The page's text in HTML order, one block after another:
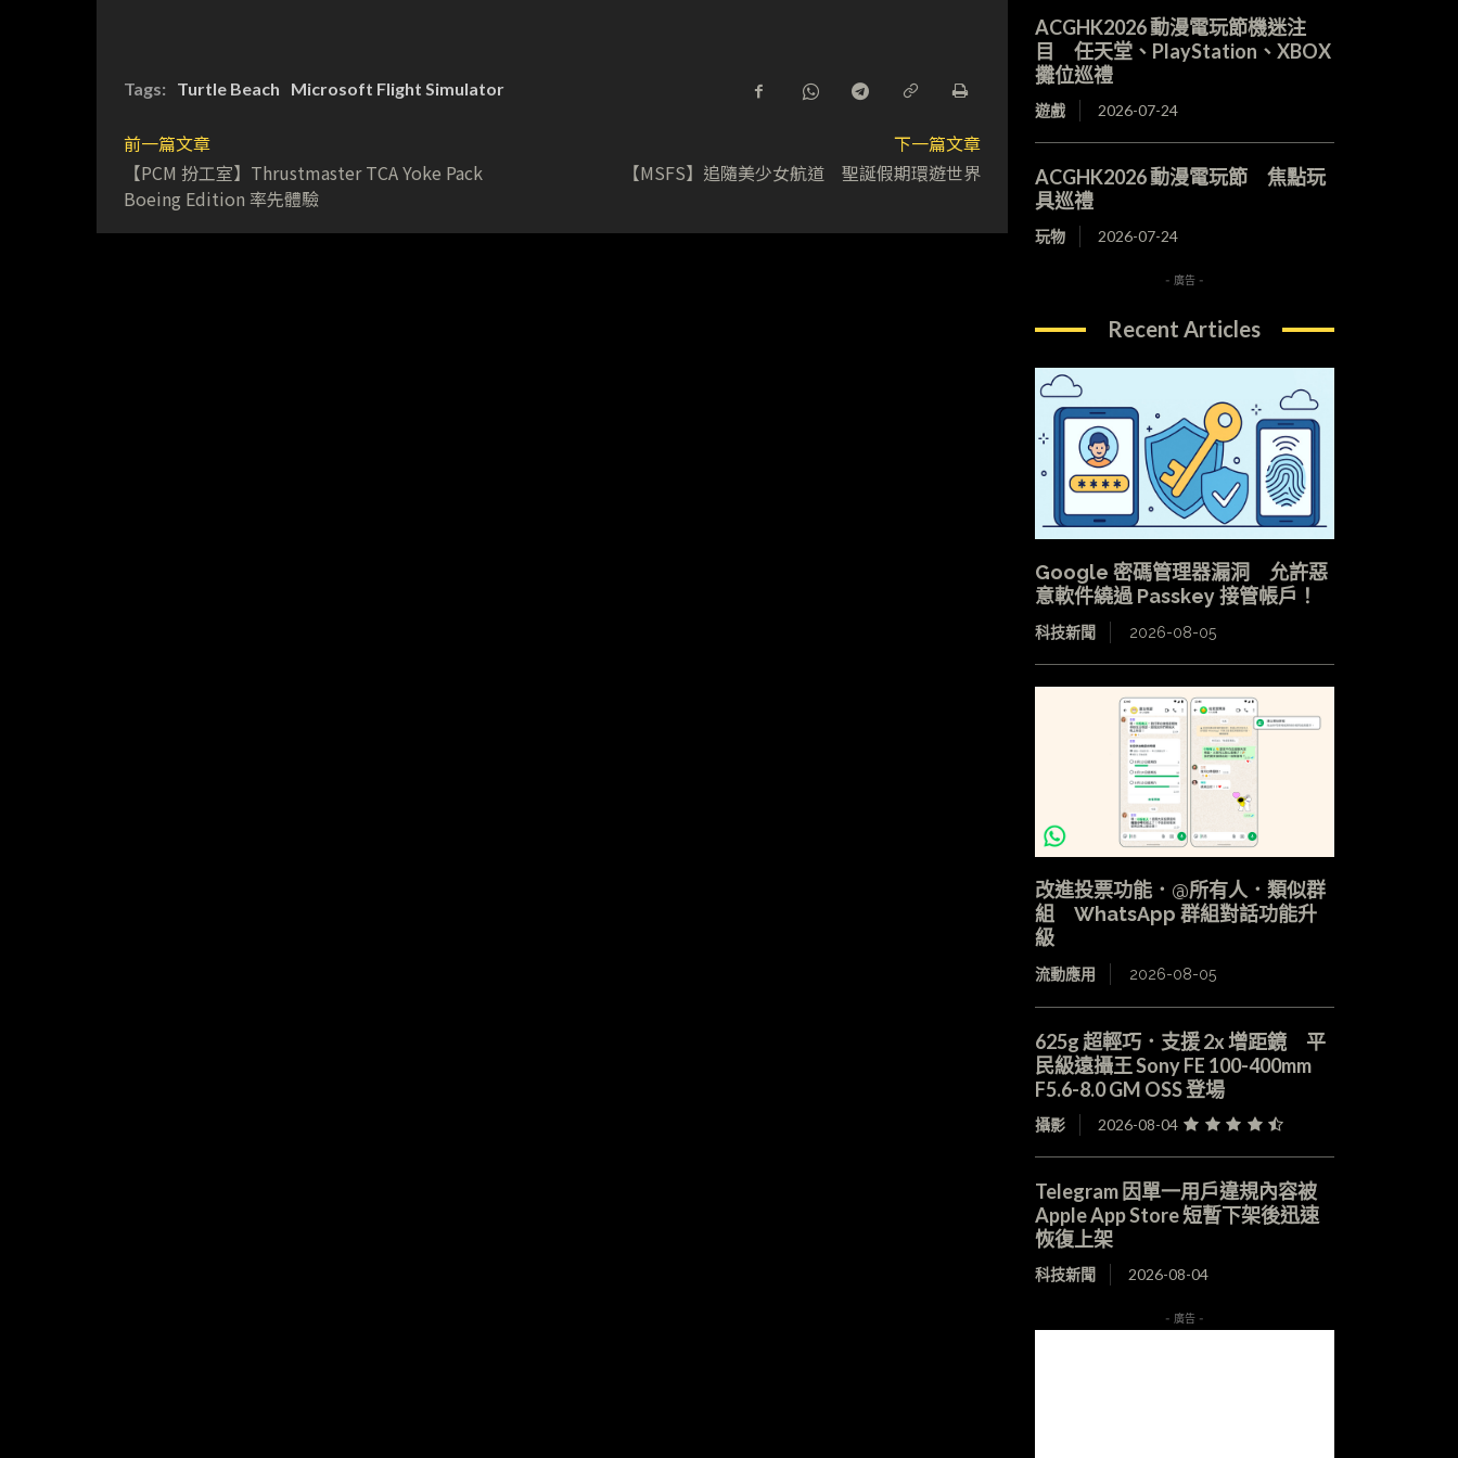
Tags: Turtle Beach Microsoft Flight Simulator
前一篇文章
【PCM 扮工室】Thrustmaster TCA Yoke Pack
Boeing Edition 率先體驗
下一篇文章
【MSFS】追隨美少女航道 聖誕假期環遊世界
ACGHK2026 動漫電玩節機迷注
目 任天堂、PlayStation、XBOX
攤位巡禮
遊戲 2026-07-24
ACGHK2026 動漫電玩節 焦點玩
具巡禮
玩物 2026-07-24
- 廣告 -
Recent Articles
Google 密碼管理器漏洞 允許惡
意軟件繞過 Passkey 接管帳戶！
科技新聞 2026-08-05
改進投票功能．@所有人．類似群
組 WhatsApp 群組對話功能升
級
流動應用 2026-08-05
625g 超輕巧．支援 2x 增距鏡 平
民級遠攝王 Sony FE 100-400mm
F5.6-8.0 GM OSS 登場
攝影 2026-08-04
Telegram 因單一用戶違規內容被
Apple App Store 短暫下架後迅速
恢復上架
科技新聞 2026-08-04
- 廣告 -